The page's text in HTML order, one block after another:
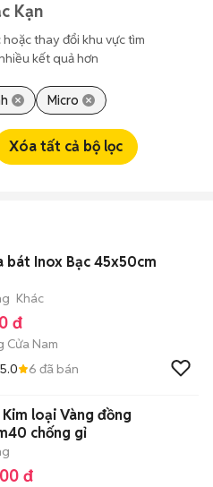
Kạn
thay đổi khu vực tìm
kết quả hơn
Micro
Xóa tất cả bộ lọc
bát Inox Bạc 45x50cm
Khác
đ
Cửa Nam
5.0 6 đã bán
loại Vàng đồng
chống gỉ
đ